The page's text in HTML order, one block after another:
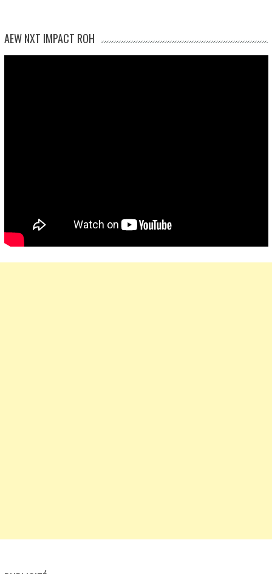
AEW NXT IMPACT ROH